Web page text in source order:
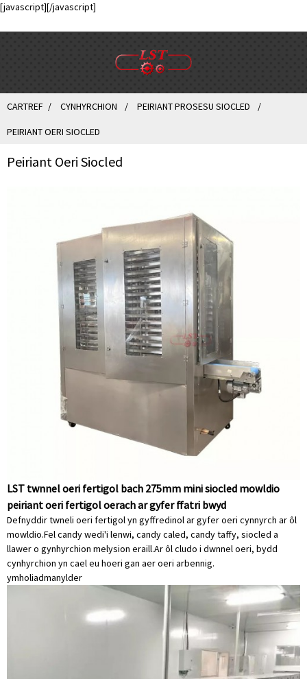
[javascript][/javascript]
CARTREF CYNHYRCHION PEIRIANT PROSESU SIOCLED
PEIRIANT OERI SIOCLED
Peiriant Oeri Siocled
LST twnnel oeri fertigol bach 275mm mini siocled mowldio
peiriant oeri fertigol oerach ar gyfer ffatri bwyd
Defnyddir twneli oeri fertigol yn gyffredinol ar gyfer oeri cynnyrch ar ôl
mowldio.Fel candy wedi'i lenwi, candy caled, candy taffy, siocled a
llawer o gynhyrchion melysion eraill.Ar ôl cludo i dwnnel oeri, bydd
cynhyrchion yn cael eu hoeri gan aer oeri arbennig.
ymholiadmanylder